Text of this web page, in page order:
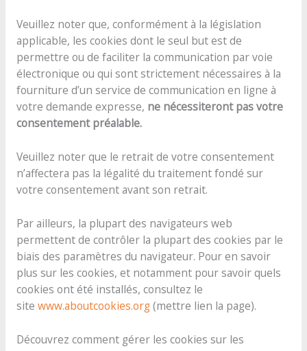
Veuillez noter que, conformément à la législation
applicable, les cookies dont le seul but est de
permettre ou de faciliter la communication par voie
électronique ou qui sont strictement nécessaires à la
fourniture d’un service de communication en ligne à
votre demande expresse, ne nécessiteront pas votre
consentement préalable.
Veuillez noter que le retrait de votre consentement
n’affectera pas la légalité du traitement fondé sur
votre consentement avant son retrait.
Par ailleurs, la plupart des navigateurs web
permettent de contrôler la plupart des cookies par le
biais des paramètres du navigateur. Pour en savoir
plus sur les cookies, et notamment pour savoir quels
cookies ont été installés, consultez le
site www.aboutcookies.org(mettre lien la page).
Découvrez comment gérer les cookies sur les